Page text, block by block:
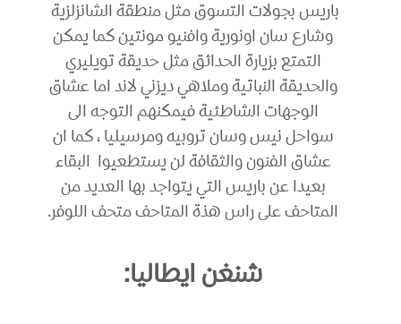
باريس بجولات التسوق مثل منطقة الشانزلزية
وشارع سان اونورية وافنيو مونتين كما يمكن
التمتع بزيارة الحدائق مثل حديقة تويليري
والحديقة النباتية وملاهي ديزني لاند اما عشاق
الوجهات الشاطئية فيمكنهم التوجه الى
سواحل نيس وسان تروبيه ومرسيليا ، كما ان
عشاق الفنون والثقافة لن يستطعيوا البقاء
بعيدا عن باريس التي يتواجد بها العديد من
المتاحف على راس هذة المتاحف متحف اللوفر.
شنغن ايطاليا: